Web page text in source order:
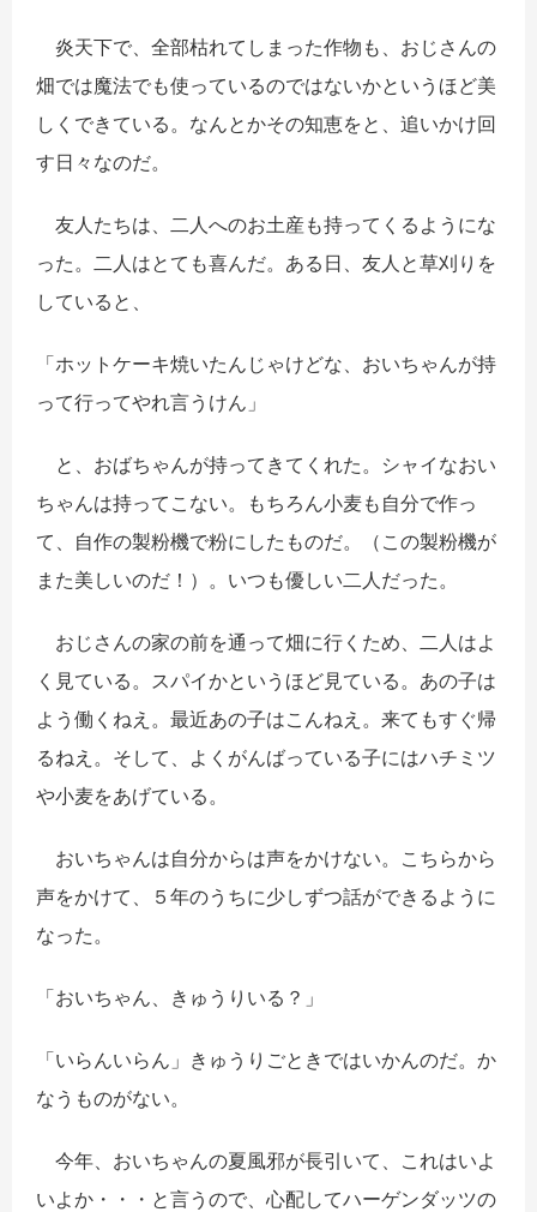
炎天下で、全部枯れてしまった作物も、おじさんの
畑では魔法でも使っているのではないかというほど美
しくできている。なんとかその知恵をと、追いかけ回
す日々なのだ。
友人たちは、二人へのお土産も持ってくるようにな
った。二人はとても喜んだ。ある日、友人と草刈りを
していると、
「ホットケーキ焼いたんじゃけどな、おいちゃんが持
って行ってやれ言うけん」
と、おばちゃんが持ってきてくれた。シャイなおい
ちゃんは持ってこない。もちろん小麦も自分で作っ
て、自作の製粉機で粉にしたものだ。（この製粉機が
また美しいのだ！）。いつも優しい二人だった。
おじさんの家の前を通って畑に行くため、二人はよ
く見ている。スパイかというほど見ている。あの子は
よう働くねえ。最近あの子はこんねえ。来てもすぐ帰
るねえ。そして、よくがんばっている子にはハチミツ
や小麦をあげている。
おいちゃんは自分からは声をかけない。こちらから
声をかけて、５年のうちに少しずつ話ができるように
なった。
「おいちゃん、きゅうりいる？」
「いらんいらん」きゅうりごときではいかんのだ。か
なうものがない。
今年、おいちゃんの夏風邪が長引いて、これはいよ
いよか・・・と言うので、心配してハーゲンダッツの